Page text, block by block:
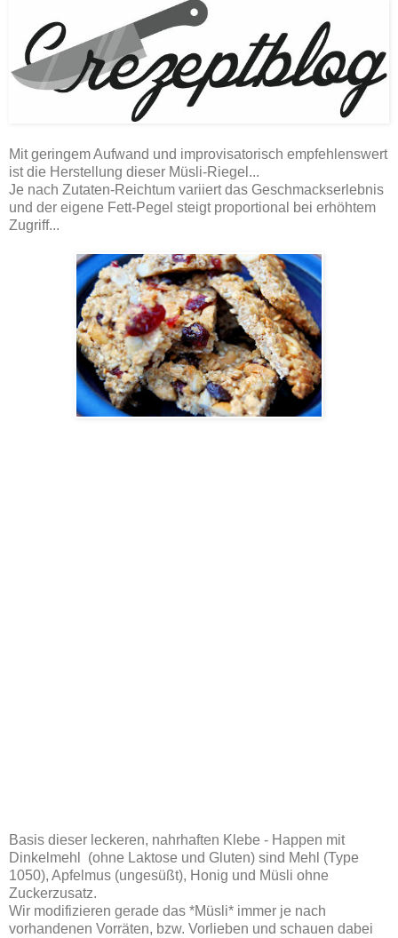
Mit geringem Aufwand und improvisatorisch empfehlenswert
ist die Herstellung dieser Müsli-Riegel...
Je nach Zutaten-Reichtum variiert das Geschmackserlebnis
und der eigene Fett-Pegel steigt proportional bei erhöhtem
Zugriff...
Basis dieser leckeren, nahrhaften Klebe - Happen mit
Dinkelmehl (ohne Laktose und Gluten) sind Mehl (Type
1050), Apfelmus (ungesüßt), Honig und Müsli ohne
Zuckerzusatz.
Wir modifizieren gerade das *Müsli* immer je nach
vorhandenen Vorräten, bzw. Vorlieben und schauen dabei